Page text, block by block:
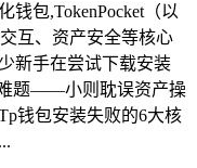
钱包,TokenPocket（以
互、资产安全等核心
新手在尝试下载安装
难题——小则耽误资产操
钱包安装失败的6大核